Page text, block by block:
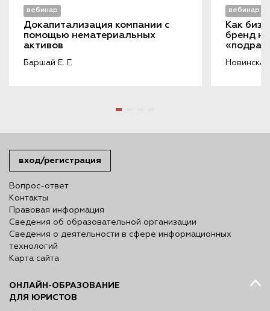
вебинар
Докапитализация компании с
помощью нематериальных
активов
Баршай Е. Г.
вебинар
Как
бренд
вход/регистрация
Вопрос-ответ
Контакты
Правовая информация
Сведения об образовательной организации
Сведения о деятельности в сфере информационных
технологий
Карта сайта
ОНЛАЙН-ОБРАЗОВАНИЕ
ДЛЯ ЮРИСТОВ